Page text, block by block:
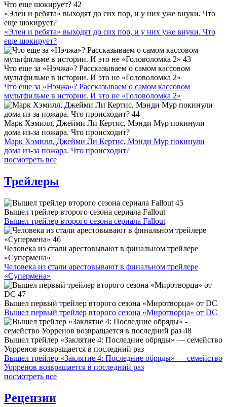
«Элен и ребята» выходят до сих пор, и у них уже внуки. Что
еще шокирует?
«Элен и ребята» выходят до сих пор, и у них уже внуки. Что
еще шокирует?
Что еще за «Нэчжа»? Рассказываем о самом кассовом
мультфильме в истории. И это не «Головоломка 2»
Что еще за «Нэчжа»? Рассказываем о самом кассовом
мультфильме в истории. И это не «Головоломка 2»
Марк Хэмилл, Джейми Ли Кертис, Мэнди Мур покинули
дома из-за пожара. Что происходит?
Марк Хэмилл, Джейми Ли Кертис, Мэнди Мур покинули
дома из-за пожара. Что происходит?
посмотреть все
Трейлеры
Вышел трейлер второго сезона сериала Fallout
Вышел трейлер второго сезона сериала Fallout
Человека из стали арестовывают в финальном трейлере
«Супермена»
Человека из стали арестовывают в финальном трейлере
«Супермена»
Вышел первый трейлер второго сезона «Миротворца» от DC
Вышел первый трейлер второго сезона «Миротворца» от DC
Вышел трейлер «Заклятие 4: Последние обряды» — семейство
Уорренов возвращается в последний раз
Вышел трейлер «Заклятие 4: Последние обряды» — семейство
Уорренов возвращается в последний раз
посмотреть все
Рецензии